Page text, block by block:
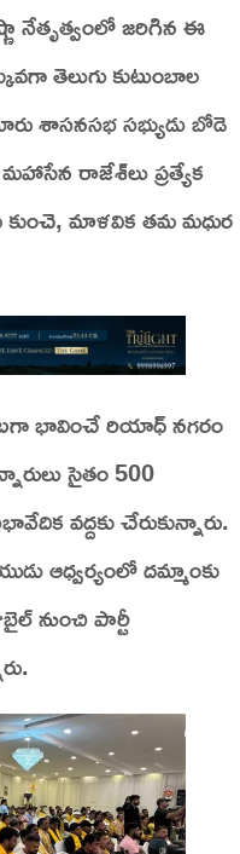
నేతృత్వంలో జరిగిన ఈ
తెలుగు కుటుంబాల
శాసనసభ సభ్యుడు బోడె
రాజేశ్‌లు ప్రత్యేక
కుంచె, మాళవిక తమ మధుర
భావించే రియాధ్ నగరం
సైతం 500
వద్దకు చేరుకున్నారు.
ఆధ్వర్యంలో దమ్మాంకు
నుంచి పార్టీ